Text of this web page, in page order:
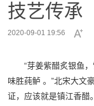
技艺传承
2020-09-01 19:56
“芽姜紫醋炙银鱼
味胜莼鲈 。”北宋大文
证，应该就是镇江香醋